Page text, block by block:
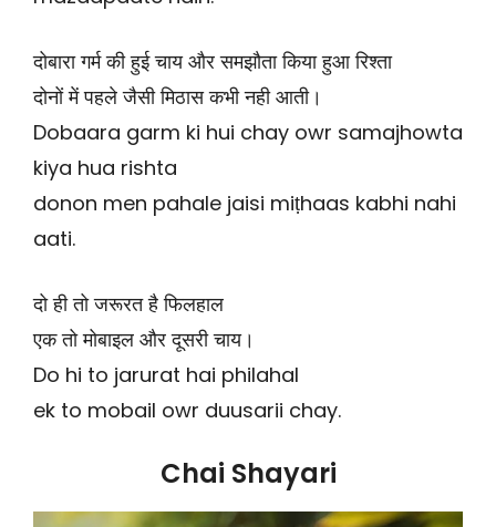
दोबारा गर्म की हुई चाय और समझौता किया हुआ रिश्ता
दोनों में पहले जैसी मिठास कभी नही आती।
Dobaara garm ki hui chay owr samajhowta
kiya hua rishta
donon men pahale jaisi miṭhaas kabhi nahi
aati.
दो ही तो जरूरत है फिलहाल
एक तो मोबाइल और दूसरी चाय।
Do hi to jarurat hai philahal
ek to mobail owr duusarii chay.
Chai Shayari